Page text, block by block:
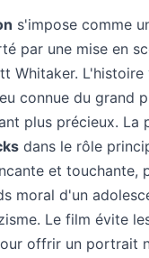
s'impose comme
par une mise en
Whitaker. L'histoire
connue du grand
plus précieux. La
dans le rôle
et touchante,
moral d'un
Le film évite
offrir un portrait